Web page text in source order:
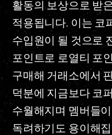
활동의 보상으로 받
적용됩니다. 이는 코
수입원이 될 것으로
포인트로 로열티 포
구매해 거래소에서
덕분에 지금보다 코
수월해지며 멤버들
독려하기도 용이해